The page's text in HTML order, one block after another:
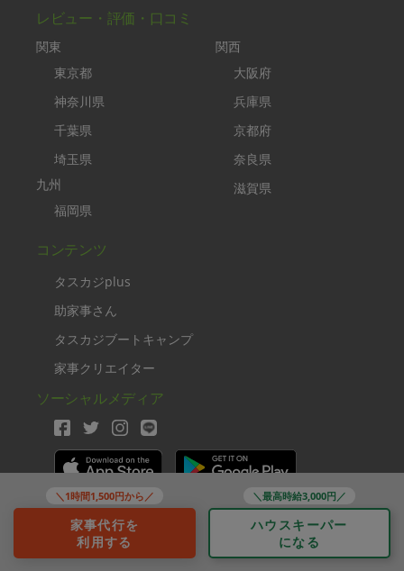
＼1時間1,500円から／
家事代行を
利用する
＼最高時給3,000円／
ハウスキーパー
になる
レビュー・評価・口コミ
関東
東京都
神奈川県
千葉県
埼玉県
九州
福岡県
関西
大阪府
兵庫県
京都府
奈良県
滋賀県
コンテンツ
タスカジplus
助家事さん
タスカジブートキャンプ
家事クリエイター
ソーシャルメディア